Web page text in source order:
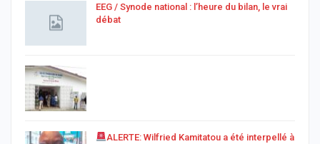
EEG / Synode national : l’heure du bilan, le vrai
débat
ALERTE: Wilfried Kamitatou a été interpellé à